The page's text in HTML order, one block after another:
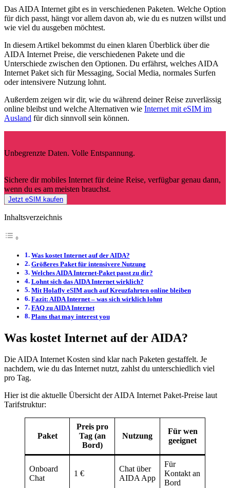
Das AIDA Internet gibt es in verschiedenen Paketen. Welche Option
für dich passt, hängt vor allem davon ab, wie du es nutzen willst und
wie viel du ausgeben möchtest.
In diesem Artikel bekommst du einen klaren Überblick über die
AIDA Internet Preise, die verschiedenen Pakete und die
Unterschiede zwischen den Optionen. Du erfährst, welches AIDA
Internet Paket sich für Messaging, Social Media, normales Surfen
oder intensivere Nutzung lohnt.
Außerdem zeigen wir dir, wie du während deiner Reise zuverlässig
online bleibst und welche Alternativen wie Internet mit eSIM im
Ausland für dich sinnvoll sein können.
Unbegrenzte Daten. Volle Entspannung.
Sichere dir mobiles Internet für deine Reise, verfügbar genau dann,
wenn du es am meisten brauchst.
Jetzt eSIM kaufen
Inhaltsverzeichnis
Was kostet Internet auf der AIDA?
Größeres Paket für intensivere Nutzung
Welches AIDA Internet-Paket passt zu dir?
Lohnt sich das AIDA Internet wirklich?
Mit Holafly eSIM auch auf Kreuzfahrten online bleiben
Fazit: AIDA Internet – was sich wirklich lohnt
FAQ zu AIDA Internet
Plans that may interest you
Was kostet Internet auf der AIDA?
Die AIDA Internet Kosten sind klar nach Paketen gestaffelt. Je
nachdem, wie du das Internet nutzt, zahlst du unterschiedlich viel
pro Tag.
Hier ist die aktuelle Übersicht der AIDA Internet Paket-Preise laut
Tarifstruktur:
Paket
Preis pro
Tag (an
Bord)
Nutzung
Für wen
geeignet
Onboard
Chat
1 €
Chat über
AIDA App
Für
Kontakt an
Bord